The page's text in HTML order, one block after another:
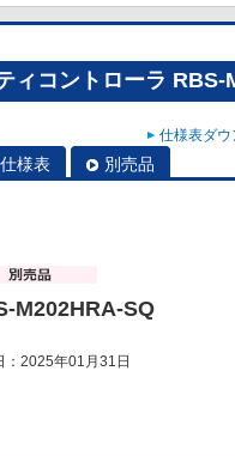
ィコントローラ RBS-
仕様表ダ
仕様表 別売品
M202HRA-SQ
：2025年01月31日